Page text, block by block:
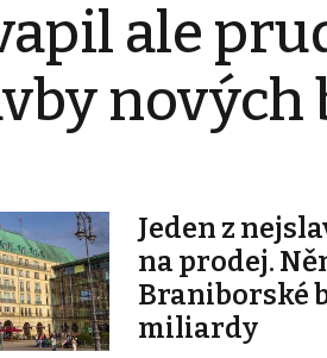
ale
nových
Jeden z
na prodej.
Braniborské
miliardy